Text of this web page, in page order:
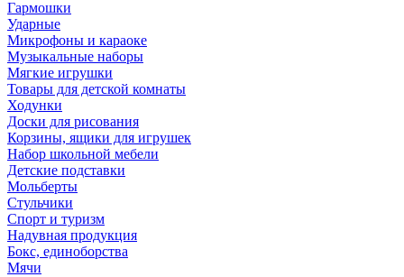
Гармошки
Ударные
Микрофоны и караоке
Музыкальные наборы
Мягкие игрушки
Товары для детской комнаты
Ходунки
Доски для рисования
Корзины, ящики для игрушек
Набор школьной мебели
Детские подставки
Мольберты
Стульчики
Спорт и туризм
Надувная продукция
Бокс, единоборства
Мячи